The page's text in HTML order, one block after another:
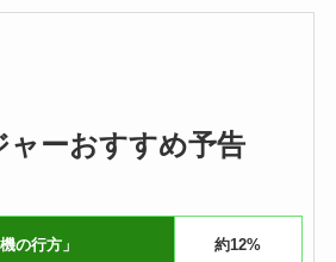
ャーおすすめ予告
の行方」 約12%